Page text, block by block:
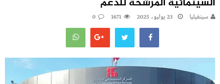
سينفيليا 23 يوليو، 2025 1671
0